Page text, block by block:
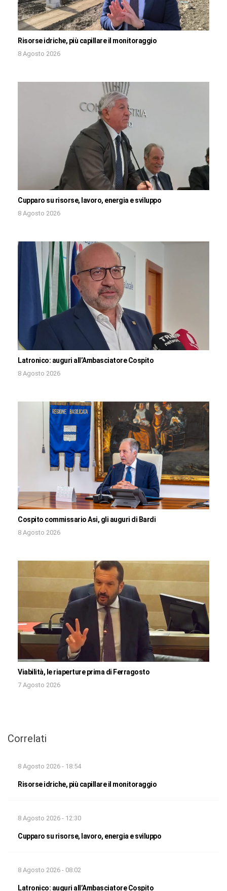
Risorse idriche, più capillare il monitoraggio
8 Agosto 2026
Cupparo su risorse, lavoro, energia e sviluppo
8 Agosto 2026
Latronico: auguri all’Ambasciatore Cospito
8 Agosto 2026
Cospito commissario Asi, gli auguri di Bardi
8 Agosto 2026
Viabilità, le riaperture prima di Ferragosto
7 Agosto 2026
Correlati
8 Agosto 2026 - 18:54
Risorse idriche, più capillare il monitoraggio
8 Agosto 2026 - 12:30
Cupparo su risorse, lavoro, energia e sviluppo
8 Agosto 2026 - 08:02
Latronico: auguri all’Ambasciatore Cospito